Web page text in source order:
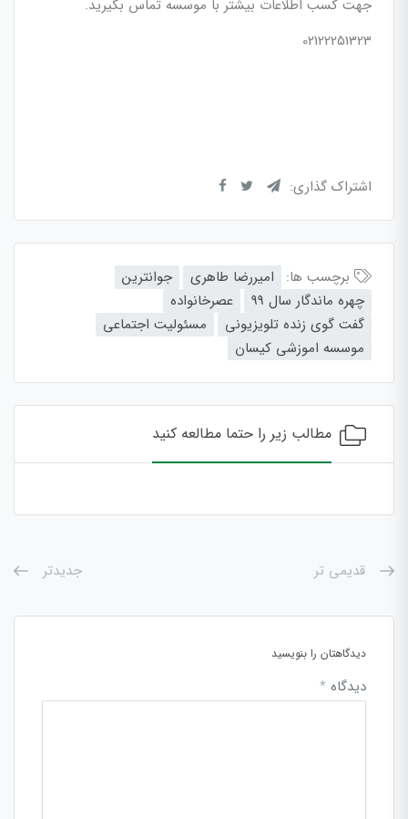
جهت کسب اطلاعات بیشتر با موسسه تماس بگیرید.
02122251323
اشتراک گذاری:
برچسب ها: امیررضا طاهری
جوانترین
چهره ماندگار سال 99
عصرخانواده
گفت گوی زنده تلویزیونی
مسئولیت اجتماعی
موسسه اموزشی کیسان
مطالب زیر را حتما مطالعه کنید
قدیمی تر جدیدتر
دیدگاهتان را بنویسید
دیدگاه *